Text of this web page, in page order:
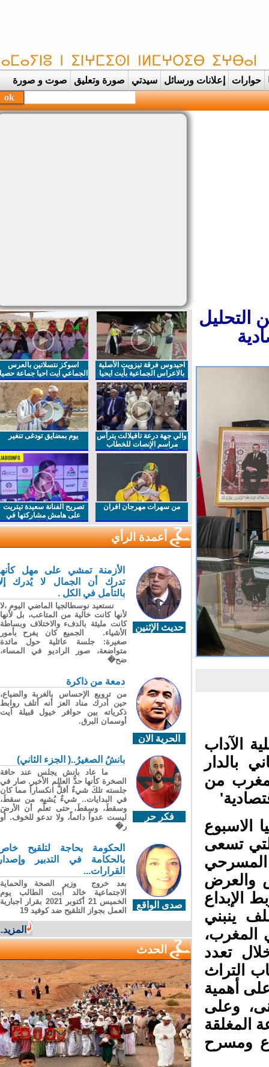
حوارات إعلانات ورسائل سيدتي صورة وتعليق صوت و صورة
بحفظة القرآن |
الآداب
بالدار
من
الاسبوع
تسعى
والعرض
الإبداع
ينبني
تعدد
التراث
أهمية
وعلى
المغلقة
ومسرح
احيدوس فرقة تيزويت الأصلية
بالاعراس الجماعية بأيت ايحيا
اسوكز نتسلاتين بالعرس
الجماعي ايت احيا جماعة حصيا
والي جهة درعة تافيلالت يترأس
مراسم الإنصات للخطاب
الملكي السامي بمناسبة
يوم بمضايق تودغى تنغير
من سهرات مهرجان افران
تصريح الفنانة سعيدة تيتريت
على هامش مشاركتها في
مهرجان افران
أعمدة الرأي
حديث الإثنين
الأزمنة تمشي على مهل كأنها
تدرك أن الجمال لا يُدرك إلا
بالتأمل في الكل .
نستعيد نوسطالجيا الماضي اليوم ،لا
لأنها كانت خالية من المتاعب، بل لأنها
كانت مليئة بالدفء والاختلاف وبساطة
الأشياء. الجميع كان يفرح بأمور
صغيرة: جلسة عائلية حول مائدة
متواضعة، صور الراديو في المساء،
ضح�
الحرية الان
دمعة من ذاكرة
من ترويع الإحساس بالغربة والضياع،
حين أدرك مناد العز أنه أتلف روابط
ذكرياته بين حوافر خيول قبيلة آيت
أوسمان البرق.
فكر حر
بانشُ الصغيرُ..( الجزء الثاني)
ما عاد بانش يجلس عند حافة
الصخرة كأنها حدُّ العالم الأخير. صار في
جلسته تلكَ شيءٌ أقلُّ انكساراً مما كان
في البدايات.. شيءٌ يُشبِه من سقطَ،
وسقطَ، وسقطَ، حتى تعلّم أن الأرضَ
ليست عدواً دائماً، ولا تدعو للخوف. أو
ر�
صدى الواقع
الحكومة بحاجة لتلقيح خاص
بالحكامة في التدبير وإصدار
القرارات...
بعد خروج وزير الصحة والحماية
الاجتماعية خالد أبت الطالب يوم
الخميس 21 أكتوبر 2021 بقرار اجبارية
العمل بجواز التلقيح ضد كوفيد 19
المزيد...
الحدث